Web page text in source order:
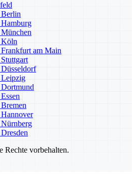
Köln
am Main
vorbehalten.